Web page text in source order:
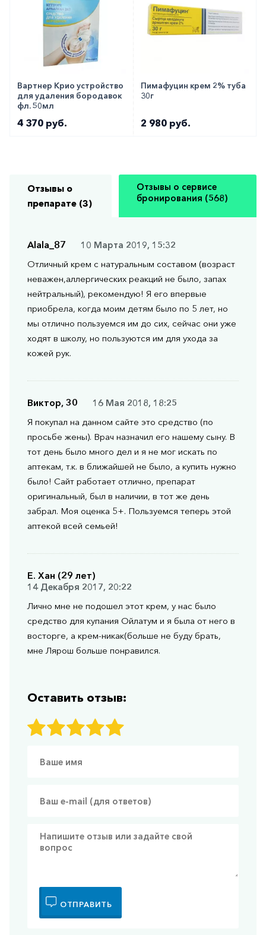
Вартнер Крио устройство
для удаления бородавок
фл. 50мл
4 370 руб.
Пимафуцин крем 2% туба
30г
2 980 руб.
Отзывы о
препарате (3)
Отзывы о сервисе
бронирования (568)
Alala_87
10 Марта 2019, 15:32
Отличный крем с натуральным составом (возраст
неважен,аллергических реакций не было, запах
нейтральный), рекомендую! Я его впервые
приобрела, когда моим детям было по 5 лет, но
мы отлично пользуемся им до сих, сейчас они уже
ходят в школу, но пользуются им для ухода за
кожей рук.
Виктор, 30
16 Мая 2018, 18:25
Я покупал на данном сайте это средство (по
просьбе жены). Врач назначил его нашему сыну. В
тот день было много дел и я не мог искать по
аптекам, т.к. в ближайшей не было, а купить нужно
было! Сайт работает отлично, препарат
оригинальный, был в наличии, в тот же день
забрал. Моя оценка 5+. Пользуемся теперь этой
аптекой всей семьей!
Е. Хан (29 лет)
14 Декабря 2017, 20:22
Лично мне не подошел этот крем, у нас было
средство для купания Ойлатум и я была от него в
восторге, а крем-никак(больше не буду брать,
мне Лярош больше понравился.
Оставить отзыв:
ОТПРАВИТЬ